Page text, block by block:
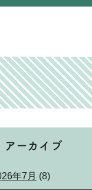
アーカイブ
年7月 (8)